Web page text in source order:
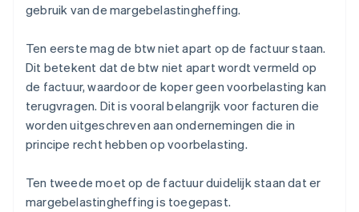
gebruik van de margebelastingheffing.
Ten eerste mag de btw niet apart op de factuur staan.
Dit betekent dat de btw niet apart wordt vermeld op
de factuur, waardoor de koper geen voorbelasting kan
terugvragen. Dit is vooral belangrijk voor facturen die
worden uitgeschreven aan ondernemingen die in
principe recht hebben op voorbelasting.
Ten tweede moet op de factuur duidelijk staan dat er
margebelastingheffing is toegepast.